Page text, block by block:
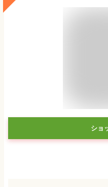
ショ